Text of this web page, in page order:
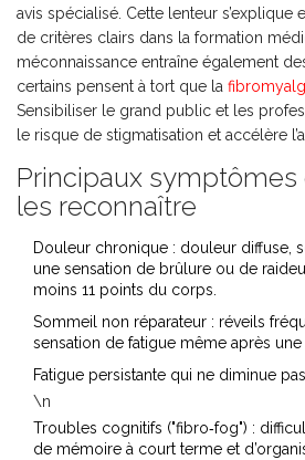
avis spécialisé. Cette lenteur s’explique
de critères clairs dans la formation
méconnaissance entraîne également
certains pensent à tort que la
Sensibiliser le grand public et les
le risque de stigmatisation et accélère
Principaux
les reconnaître
Douleur chronique : douleur diffuse,
une sensation de brûlure ou de
moins 11 points du corps.
Sommeil non réparateur : réveils
sensation de fatigue même après
Fatigue persistante qui ne diminue
\n
Troubles cognitifs ("fibro‑fog") :
de mémoire à court terme et